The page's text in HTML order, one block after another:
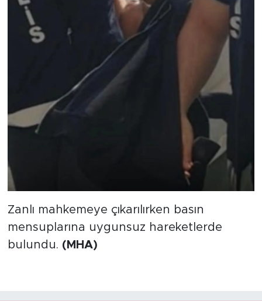
Zanlı mahkemeye çıkarılırken basın
mensuplarına uygunsuz hareketlerde
bulundu. (MHA)